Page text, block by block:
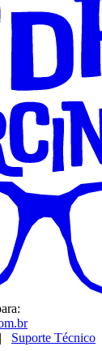
Suporte Técnico